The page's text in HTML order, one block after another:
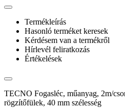
Termékleírás
Hasonló terméket keresek
Kérdésem van a termékről
Hírlevél feliratkozás
Értékelések
TECNO Fogasléc, műanyag, 2m/
rögzítőfülek, 40 mm szélesség